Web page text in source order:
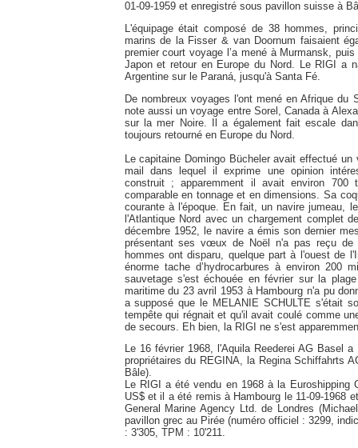
01-09-1959 et enregistré sous pavillon suisse à
L'équipage était composé de 38 hommes,
marins de la Fisser & van Doornum faisaient
premier court voyage l’a mené à Murmansk,
Japon et retour en Europe du Nord. Le RIGI a
Argentine sur le Paraná, jusqu'à Santa Fé.
De nombreux voyages l'ont mené en Afrique du
note aussi un voyage entre Sorel, Canada à
sur la mer Noire. Il a également fait escale
toujours retourné en Europe du Nord.
Le capitaine Domingo Bücheler avait effectué
mail dans lequel il exprime une opinion
construit ; apparemment il avait environ
comparable en tonnage et en dimensions. Sa
courante à l'époque. En fait, un navire jumeau,
l'Atlantique Nord avec un chargement complet
décembre 1952, le navire a émis son dernier
présentant ses vœux de Noël n'a pas reçu de
hommes ont disparu, quelque part à l'ouest de
énorme tache d’hydrocarbures à environ 200
sauvetage s'est échouée en février sur la
maritime du 23 avril 1953 à Hambourg n'a pu
a supposé que le MELANIE SCHULTE s'était
tempête qui régnait et qu'il avait coulé comme
de secours. Eh bien, la RIGI ne s'est
Le 16 février 1968, l'Aquila Reederei AG Basel
propriétaires du REGINA, la Regina Schiffahrts
Bâle).
Le RIGI a été vendu en 1968 à la Euroshipping
US$ et il a été remis à Hambourg le 11-09-1968
General Marine Agency Ltd. de Londres
pavillon grec au Pirée (numéro officiel : 3299,
: 3'305, TPM : 10'211.